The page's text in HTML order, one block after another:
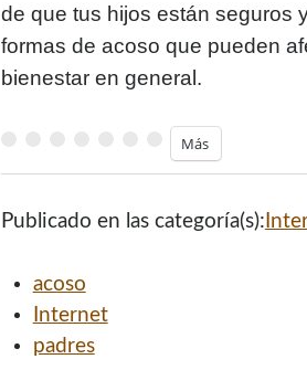
de que tus hijos están seguros
formas de acoso que pueden
bienestar en general.
Más
Publicado en las categoría(s):
acoso
Internet
padres